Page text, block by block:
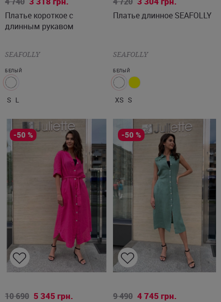
Платье короткое с
длинным рукавом
SEAFOLLY
БЕЛЫЙ
S L
Платье длинное SEAFOLLY
SEAFOLLY
БЕЛЫЙ
XS S
-50 %
10 690 5 345 грн.
-50 %
9 490 4 745 грн.